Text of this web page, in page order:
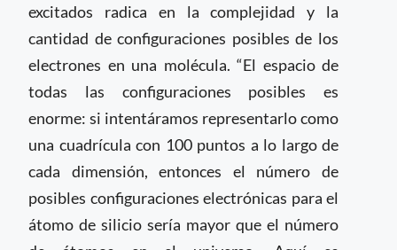
excitados radica en la complejidad y la
cantidad de configuraciones posibles de los
electrones en una molécula. “El espacio de
todas las configuraciones posibles es
enorme: si intentáramos representarlo como
una cuadrícula con 100 puntos a lo largo de
cada dimensión, entonces el número de
posibles configuraciones electrónicas para el
átomo de silicio sería mayor que el número